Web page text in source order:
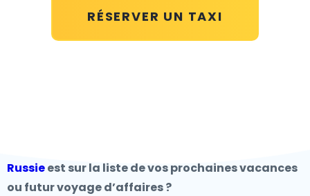
RÉSERVER UN TAXI
Russieest sur la liste de vos prochaines vacances
ou futur voyage d’affaires ?